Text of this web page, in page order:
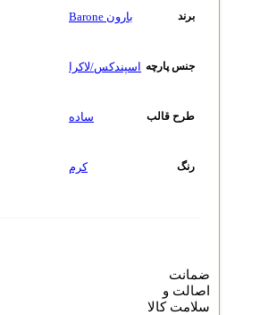
جنس پارچه اسپندکس/لاکرا
طرح قالب
ضمانت
اصالت و
سلامت کالا